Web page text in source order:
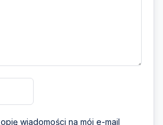
wiadomości na mój e-mail